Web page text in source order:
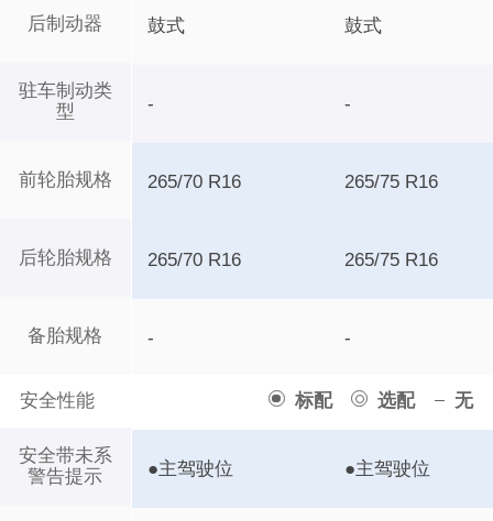
后制动器
驻车制动类
型
前轮胎规格
后轮胎规格
备胎规格
安全性能 标配 选配 无
安全带未系
警告提示
鼓式 鼓式
- -
265/70 R16 265/75 R16
265/70 R16 265/75 R16
- -
●主驾驶位 ●主驾驶位